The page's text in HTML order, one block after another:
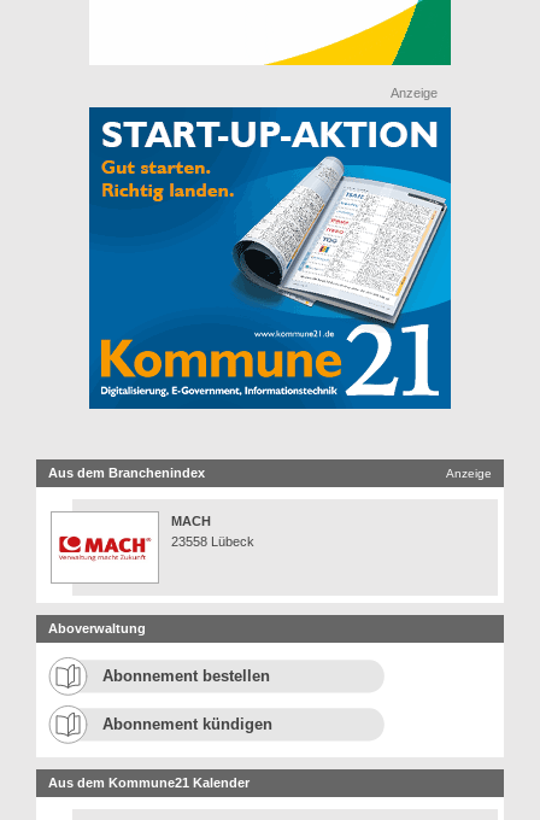
Anzeige
Aus dem Branchenindex Anzeige
MACH
23558 Lübeck
Aboverwaltung
Abonnement bestellen
Abonnement kündigen
Aus dem Kommune21 Kalender